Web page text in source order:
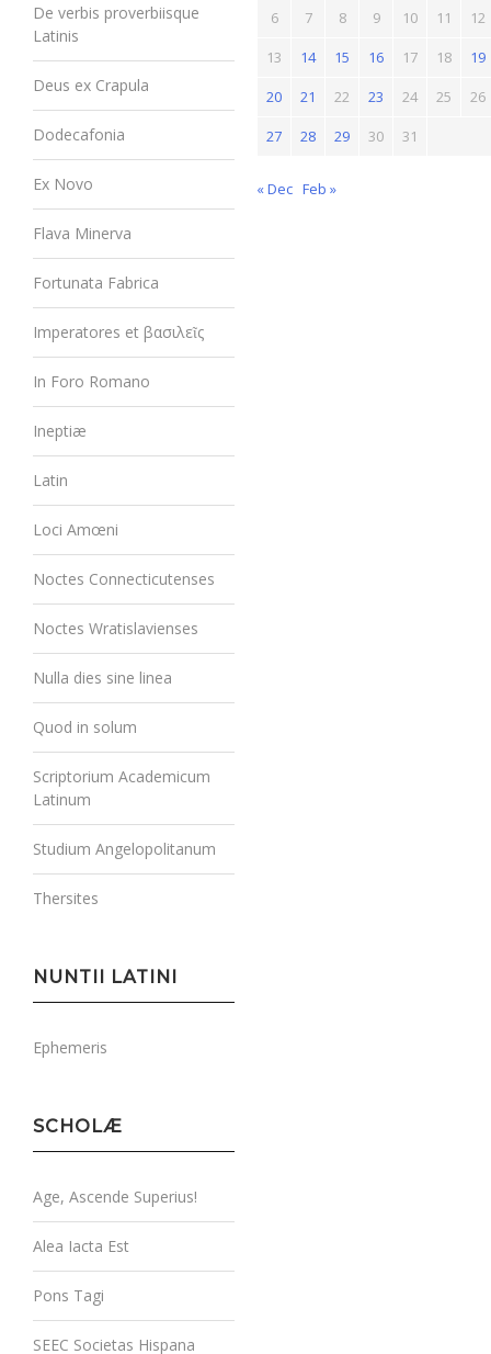
De verbis proverbiisque
Latinis
Deus ex Crapula
Dodecafonia
Ex Novo
Flava Minerva
Fortunata Fabrica
Imperatores et βασιλεῖς
In Foro Romano
Ineptiæ
Latin
Loci Amœni
Noctes Connecticutenses
Noctes Wratislavienses
Nulla dies sine linea
Quod in solum
Scriptorium Academicum
Latinum
Studium Angelopolitanum
Thersites
NUNTII LATINI
Ephemeris
SCHOLÆ
Age, Ascende Superius!
Alea Iacta Est
Pons Tagi
SEEC Societas Hispana
6
7 8 9 10 11
12
13
14 15 16 17 18
19
20
21 22 23 24 25
26
27
28 29 30 31
« Dec Feb »